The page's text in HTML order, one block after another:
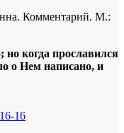
Комментарий. М.:
но когда прославился
о Нем написано, и
16